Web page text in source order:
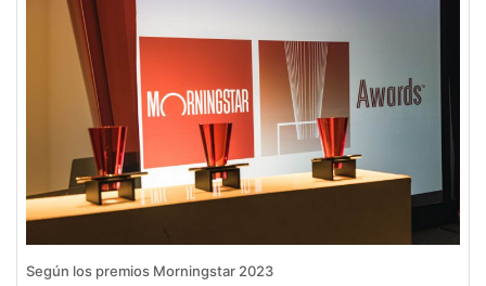
Según los premios Morningstar 2023